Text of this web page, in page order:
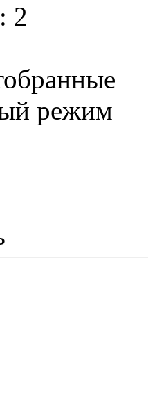
2
режим